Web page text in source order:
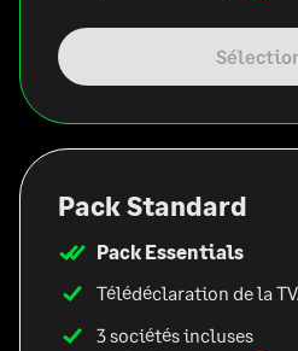
Pack Standard
Pack Essentials
Télédéclaration de la
3 sociétés incluses